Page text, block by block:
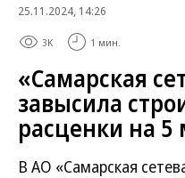
25.11.2024, 14:26
3K 1 мин.
«Самарская
завысила
расценки на 5
В АО «Самарская